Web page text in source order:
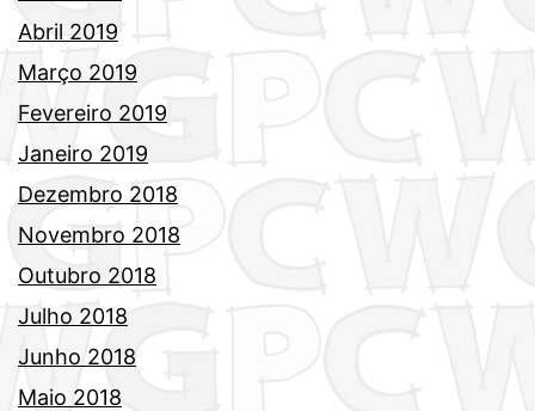
Abril 2019
Março 2019
Fevereiro 2019
Janeiro 2019
Dezembro 2018
Novembro 2018
Outubro 2018
Julho 2018
Junho 2018
Maio 2018